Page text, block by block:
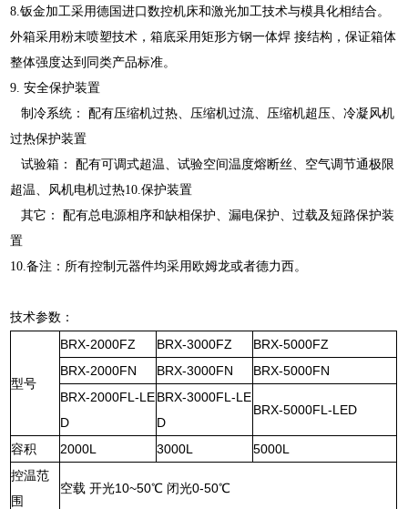
8.钣金加工采用德国进口数控机床和激光加工技术与模具化相结合。
外箱采用粉末喷塑技术，箱底采用矩形方钢一体焊 接结构，保证箱体
整体强度达到同类产品标准。
9. 安全保护装置
制冷系统： 配有压缩机过热、压缩机过流、压缩机超压、冷凝风机
过热保护装置
试验箱： 配有可调式超温、试验空间温度熔断丝、空气调节通极限
超温、风机电机过热10.保护装置
其它： 配有总电源相序和缺相保护、漏电保护、过载及短路保护装
置
10.备注：所有控制元器件均采用欧姆龙或者德力西。
技术参数：
型号
BRX-2000FZ BRX-3000FZ
BRX-5000FZ
BRX-2000FN
BRX-3000FN
BRX-5000FN
BRX-2000FL-LE
D
BRX-3000FL-LE
D
BRX-5000FL-LED
容积 2000L 3000L
5000L
控温范
围
空载 开光10~50℃ 闭光0-50℃